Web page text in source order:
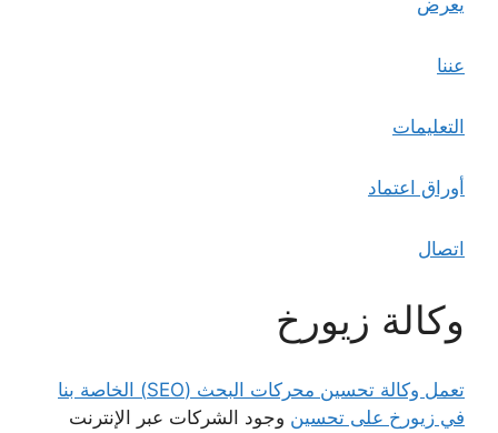
يعرض
عننا
التعليمات
أوراق اعتماد
اتصال
وكالة زيورخ
تعمل وكالة تحسين محركات البحث (SEO) الخاصة بنا
في زيورخ على تحسين وجود الشركات عبر الإنترنت